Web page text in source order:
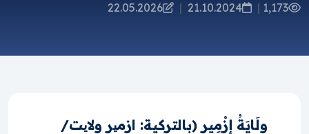
1,173
|
21.10.2024
|
22.05.2026
وِلَايَةُ إِزْمِير (بالتركية: ازمیر ولایت/